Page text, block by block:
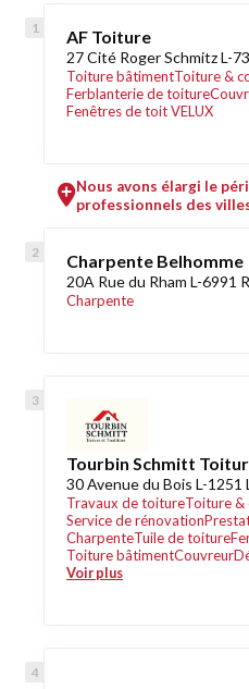
AF Toiture
27 Cité Roger Schmitz L-
Toiture bâtimentToiture &
Ferblanterie de toiture
Fenêtres de toit VELUX
Nous avons élargi le
professionnels des
Charpente Belhomme
20A Rue du Rham L-6991
Charpente
Tourbin Schmitt
30 Avenue du Bois L-1251
Travaux de toitureToiture &
Service de rénovation
CharpenteTuile de toiture
Toiture bâtimentCouvreur
Voir plus